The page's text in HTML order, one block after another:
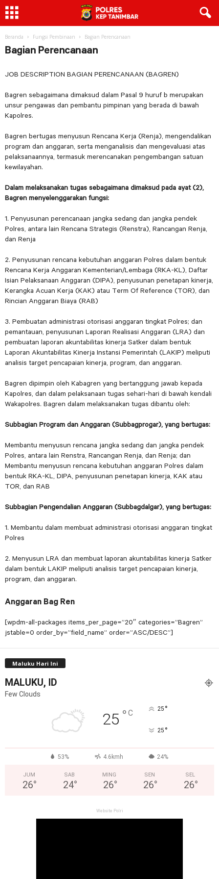
Beranda Fungsi Pembinaan Bagian Perencanaan
Bagian Perencanaan
JOB DESCRIPTION BAGIAN PERENCANAAN (BAGREN)
Bagren sebagaimana dimaksud dalam Pasal 9 huruf b merupakan
unsur pengawas dan pembantu pimpinan yang berada di bawah
Kapolres.
Bagren bertugas menyusun Rencana Kerja (Renja), mengendalikan
program dan anggaran, serta menganalisis dan mengevaluasi atas
pelaksanaannya, termasuk merencanakan pengembangan satuan
kewilayahan.
Dalam melaksanakan tugas sebagaimana dimaksud pada ayat (2),
Bagren menyelenggarakan fungsi:
1. Penyusunan perencanaan jangka sedang dan jangka pendek
Polres, antara lain Rencana Strategis (Renstra), Rancangan Renja,
dan Renja
2. Penyusunan rencana kebutuhan anggaran Polres dalam bentuk
Rencana Kerja Anggaran Kementerian/Lembaga (RKA-KL), Daftar
Isian Pelaksanaan Anggaran (DIPA), penyusunan penetapan kinerja,
Kerangka Acuan Kerja (KAK) atau Term Of Reference (TOR), dan
Rincian Anggaran Biaya (RAB)
3. Pembuatan administrasi otorisasi anggaran tingkat Polres; dan
pemantauan, penyusunan Laporan Realisasi Anggaran (LRA) dan
pembuatan laporan akuntabilitas kinerja Satker dalam bentuk
Laporan Akuntabilitas Kinerja Instansi Pemerintah (LAKIP) meliputi
analisis target pencapaian kinerja, program, dan anggaran.
Bagren dipimpin oleh Kabagren yang bertanggung jawab kepada
Kapolres, dan dalam pelaksanaan tugas sehari-hari di bawah kendali
Wakapolres. Bagren dalam melaksanakan tugas dibantu oleh:
Subbagian Program dan Anggaran (Subbagprogar), yang bertugas:
Membantu menyusun rencana jangka sedang dan jangka pendek
Polres, antara lain Renstra, Rancangan Renja, dan Renja; dan
Membantu menyusun rencana kebutuhan anggaran Polres dalam
bentuk RKA-KL, DIPA, penyusunan penetapan kinerja, KAK atau
TOR, dan RAB
Subbagian Pengendalian Anggaran (Subbagdalgar), yang bertugas:
1. Membantu dalam membuat administrasi otorisasi anggaran tingkat
Polres
2. Menyusun LRA dan membuat laporan akuntabilitas kinerja Satker
dalam bentuk LAKIP meliputi analisis target pencapaian kinerja,
program, dan anggaran.
Anggaran Bag Ren
[wpdm-all-packages items_per_page=”20″ categories=”Bagren”
jstable=0 order_by=”field_name” order=”ASC/DESC”]
Maluku Hari Ini
MALUKU, ID
Few Clouds
25 ° C 25 °
25 °
53% 4.6kmh 24%
JUM
26°
SAB
24°
MING
26°
SEN
26°
SEL
26°
Website Polri